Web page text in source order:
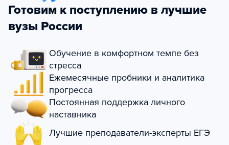
Готовим к поступлению в лучшие
вузы России
Обучение в комфортном темпе без
стресса
Ежемесячные пробники и аналитика
прогресса
Постоянная поддержка личного
наставника
Лучшие преподаватели-эксперты ЕГЭ